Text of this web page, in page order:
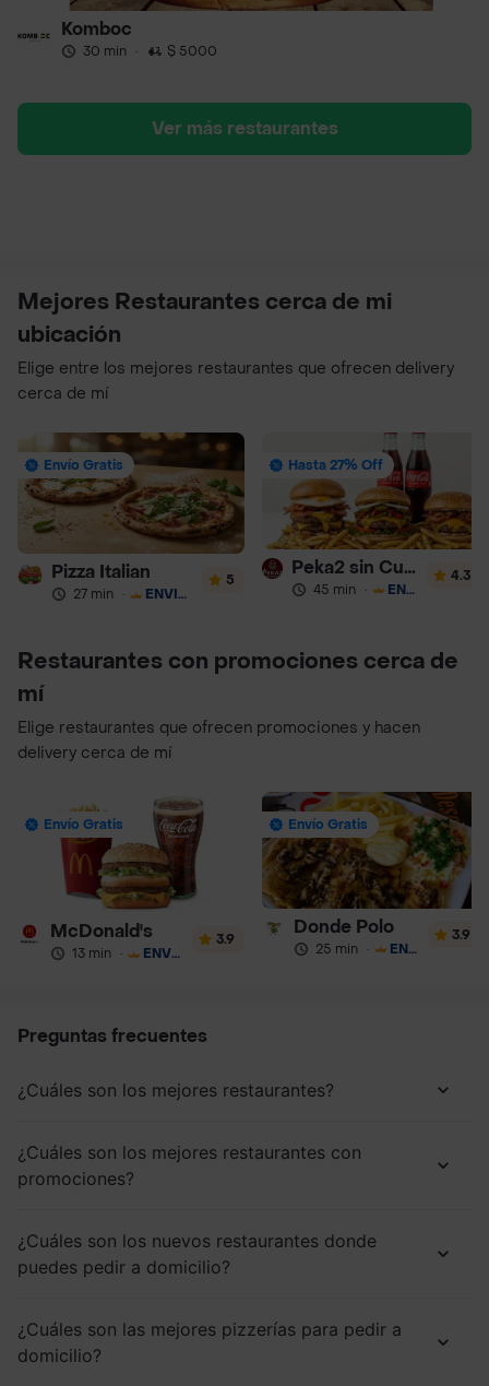
Komboc
30 min · $ 5000
Ver más restaurantes
Mejores Restaurantes cerca de mi
ubicación
Elige entre los mejores restaurantes que ofrecen delivery
cerca de mí
Envío Gratis
Pizza Italian
27 min · ENVÍO GRATIS
5
Hasta 27% Off
Peka2 sin Culpa Lourdes
45 min · ENVÍO GRATIS
4.3
Restaurantes con promociones cerca de
mí
Elige restaurantes que ofrecen promociones y hacen
delivery cerca de mí
Envío Gratis
McDonald's
13 min · ENVÍO GRATIS
3.9
Envío Gratis
Donde Polo
25 min · ENVÍO GRATIS
3.9
Preguntas frecuentes
¿Cuáles son los mejores restaurantes?
¿Cuáles son los mejores restaurantes con
promociones?
¿Cuáles son los nuevos restaurantes donde
puedes pedir a domicilio?
¿Cuáles son las mejores pizzerías para pedir a
domicilio?